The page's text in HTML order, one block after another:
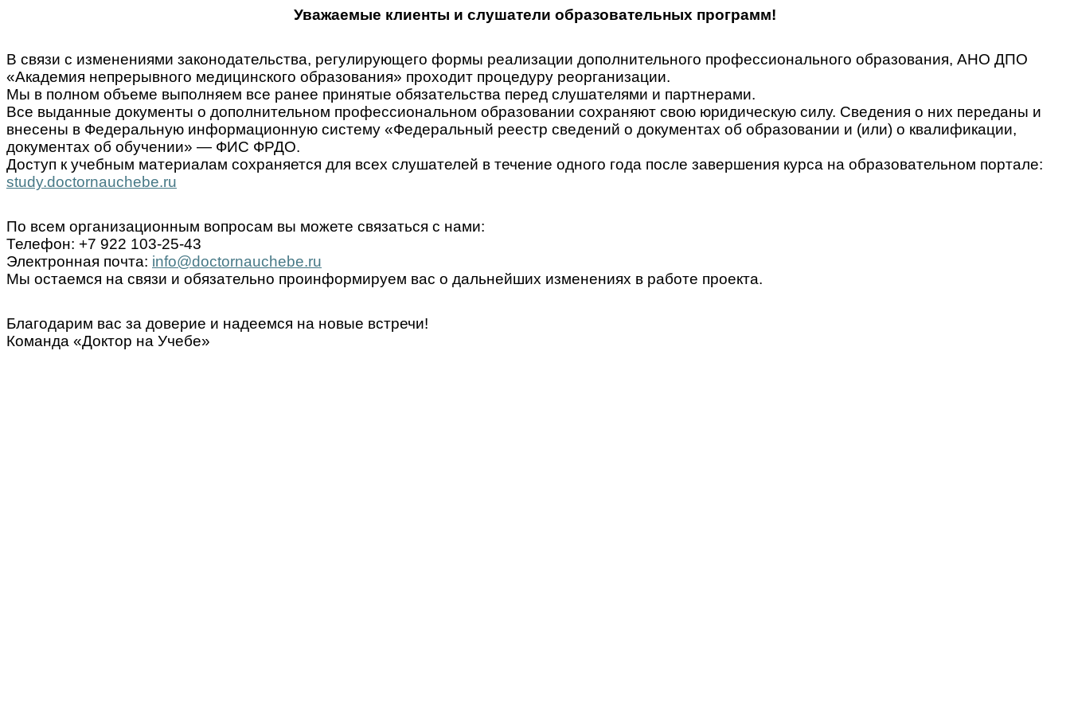
Уважаемые клиенты и слушатели образовательных программ!
В связи с изменениями законодательства, регулирующего формы реализации дополнительного профессионального образования, АНО ДПО
«Академия непрерывного медицинского образования» проходит процедуру реорганизации.
Мы в полном объеме выполняем все ранее принятые обязательства перед слушателями и партнерами.
Все выданные документы о дополнительном профессиональном образовании сохраняют свою юридическую силу. Сведения о них переданы и
внесены в Федеральную информационную систему «Федеральный реестр сведений о документах об образовании и (или) о квалификации,
документах об обучении» — ФИС ФРДО.
Доступ к учебным материалам сохраняется для всех слушателей в течение одного года после завершения курса на образовательном портале:
study.doctornauchebe.ru
По всем организационным вопросам вы можете связаться с нами:
Телефон: +7 922 103-25-43
Электронная почта: info@doctornauchebe.ru
Мы остаемся на связи и обязательно проинформируем вас о дальнейших изменениях в работе проекта.
Благодарим вас за доверие и надеемся на новые встречи!
Команда «Доктор на Учебе»